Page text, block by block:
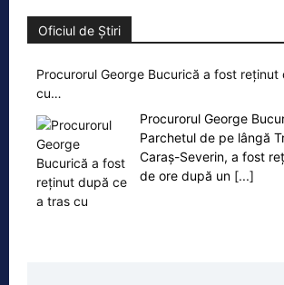
Oficiul de Știri
Procurorul George Bucurică a fost
cu…
Procurorul George
Parchetul de pe lângă
Caraș-Severin, a fost
de ore după un [...]